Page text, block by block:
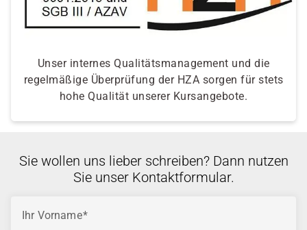
Unser internes Qualitätsmanagement und die
regelmäßige Überprüfung der HZA sorgen für stets
hohe Qualität unserer Kursangebote.
Sie wollen uns lieber schreiben? Dann nutzen
Sie unser Kontaktformular.
Ihr Vorname